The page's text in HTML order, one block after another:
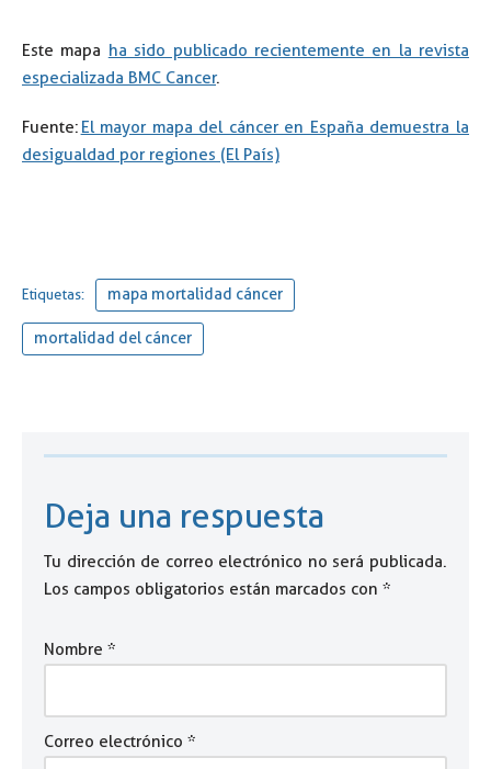
Este mapa ha sido publicado recientemente en la revista
especializada BMC Cancer.
Fuente: El mayor mapa del cáncer en España demuestra la
desigualdad por regiones (El País)
Etiquetas: mapa mortalidad cáncer
mortalidad del cáncer
Deja una respuesta
Tu dirección de correo electrónico no será publicada.
Los campos obligatorios están marcados con *
Nombre *
Correo electrónico *